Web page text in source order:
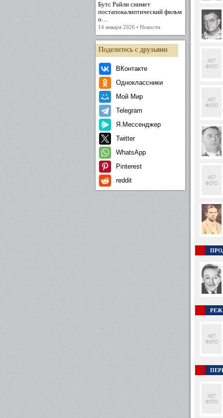
Бутс Райли снимет
постапокалиптический фильм
о…
14 января 2026 • Новости
Поделитесь с друзьями
ВКонтакте
Одноклассники
Мой Мир
Telegram
Я.Мессенджер
Twitter
WhatsApp
Pinterest
reddit